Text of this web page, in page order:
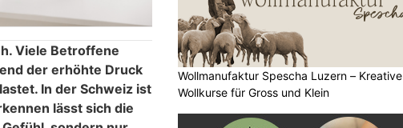
Viele Betroffene
der erhöhte Druck
In der Schweiz ist
lässt sich die
Wollmanufaktur Spescha Luzern – Kreative
Wollkurse für Gross und Klein